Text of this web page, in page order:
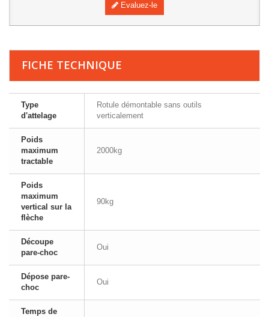
Evaluez-le
FICHE TECHNIQUE
Type
d'attelage
Rotule démontable sans outils
verticalement
Poids
maximum
tractable
2000kg
Poids
maximum
vertical sur la
flèche
90kg
Découpe
pare-choc
Oui
Dépose pare-
choc
Oui
Temps de